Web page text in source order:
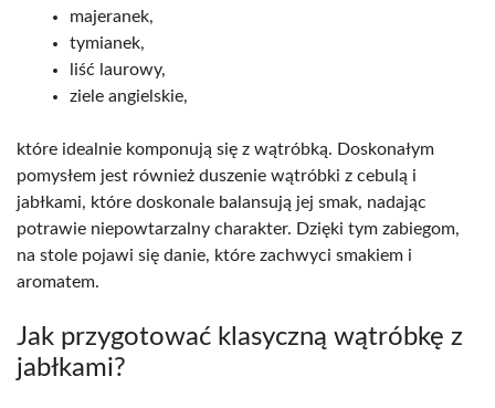
majeranek,
tymianek,
liść laurowy,
ziele angielskie,
które idealnie komponują się z wątróbką. Doskonałym
pomysłem jest również duszenie wątróbki z cebulą i
jabłkami, które doskonale balansują jej smak, nadając
potrawie niepowtarzalny charakter. Dzięki tym zabiegom,
na stole pojawi się danie, które zachwyci smakiem i
aromatem.
Jak przygotować klasyczną wątróbkę z
jabłkami?